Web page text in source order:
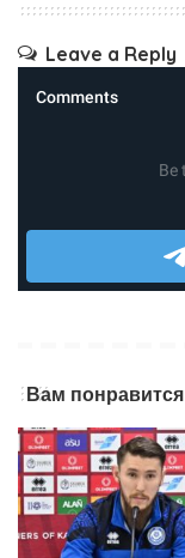
Leave a Reply
Вам понравится